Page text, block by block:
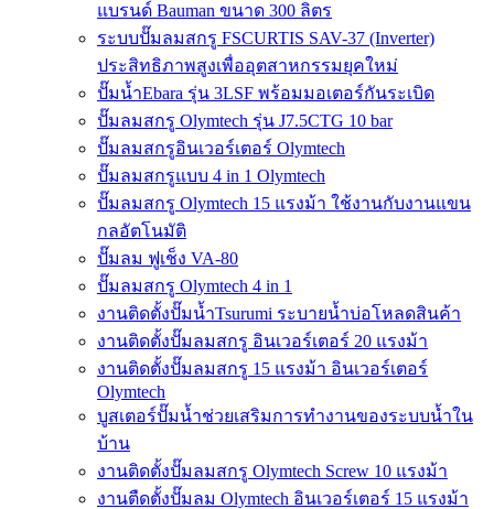
แบรนด์ Bauman ขนาด 300 ลิตร
ระบบปั๊มลมสกรู FSCURTIS SAV-37 (Inverter)
ประสิทธิภาพสูงเพื่ออุตสาหกรรมยุคใหม่
ปั๊มน้ำEbara รุ่น 3LSF พร้อมมอเตอร์กันระเบิด
ปั๊มลมสกรู Olymtech รุ่น J7.5CTG 10 bar
ปั๊มลมสกรูอินเวอร์เตอร์ Olymtech
ปั๊มลมสกรูแบบ 4 in 1 Olymtech
ปั๊มลมสกรู Olymtech 15 แรงม้า ใช้งานกับงานแขน
กลอัตโนมัติ
ปั๊มลม ฟูเช็ง VA-80
ปั๊มลมสกรู Olymtech 4 in 1
งานติดตั้งปั๊มน้ำTsurumi ระบายน้ำบ่อโหลดสินค้า
งานติดตั้งปั๊มลมสกรู อินเวอร์เตอร์ 20 แรงม้า
งานติดตั้งปั๊มลมสกรู 15 แรงม้า อินเวอร์เตอร์
Olymtech
บูสเตอร์ปั๊มน้ำช่วยเสริมการทำงานของระบบน้ำใน
บ้าน
งานติดตั้งปั๊มลมสกรู Olymtech Screw 10 แรงม้า
งานตืดตั้งปั๊มลม Olymtech อินเวอร์เตอร์ 15 แรงม้า